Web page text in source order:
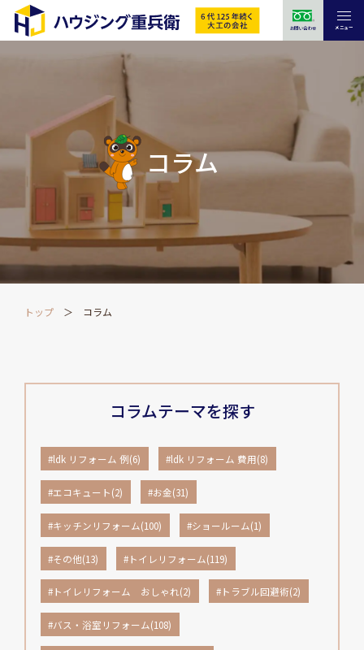
お問い合わせ メニュー
コラム
トップ コラム
コラムテーマを探す
#ldk リフォーム 例(6) #ldk リフォーム 費用(8)
#エコキュート(2) #お金(31)
#キッチンリフォーム(100) #ショールーム(1)
#その他(13) #トイレリフォーム(119)
#トイレリフォーム おしゃれ(2) #トラブル回避術(2)
#バス・浴室リフォーム(108)